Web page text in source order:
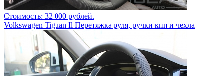
Стоимость: 32 000 рублей.
Volkswagen Tiguan Il Перетяжка руля, ручки кпп и чехла